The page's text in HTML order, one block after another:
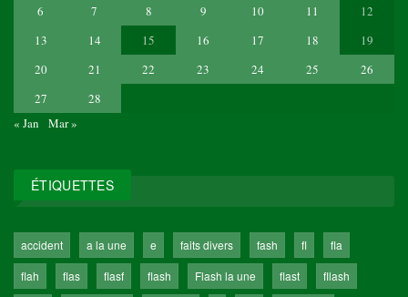
6
7 8 9 10 11
12
13
14 15 16 17 18
19
20
21 22 23 24 25
26
27
28
« Jan
Mar »
ÉTIQUETTES
accident a la une e faits divers fash fl
fla
flah
flas flasf flash Flash la une flast
fllash